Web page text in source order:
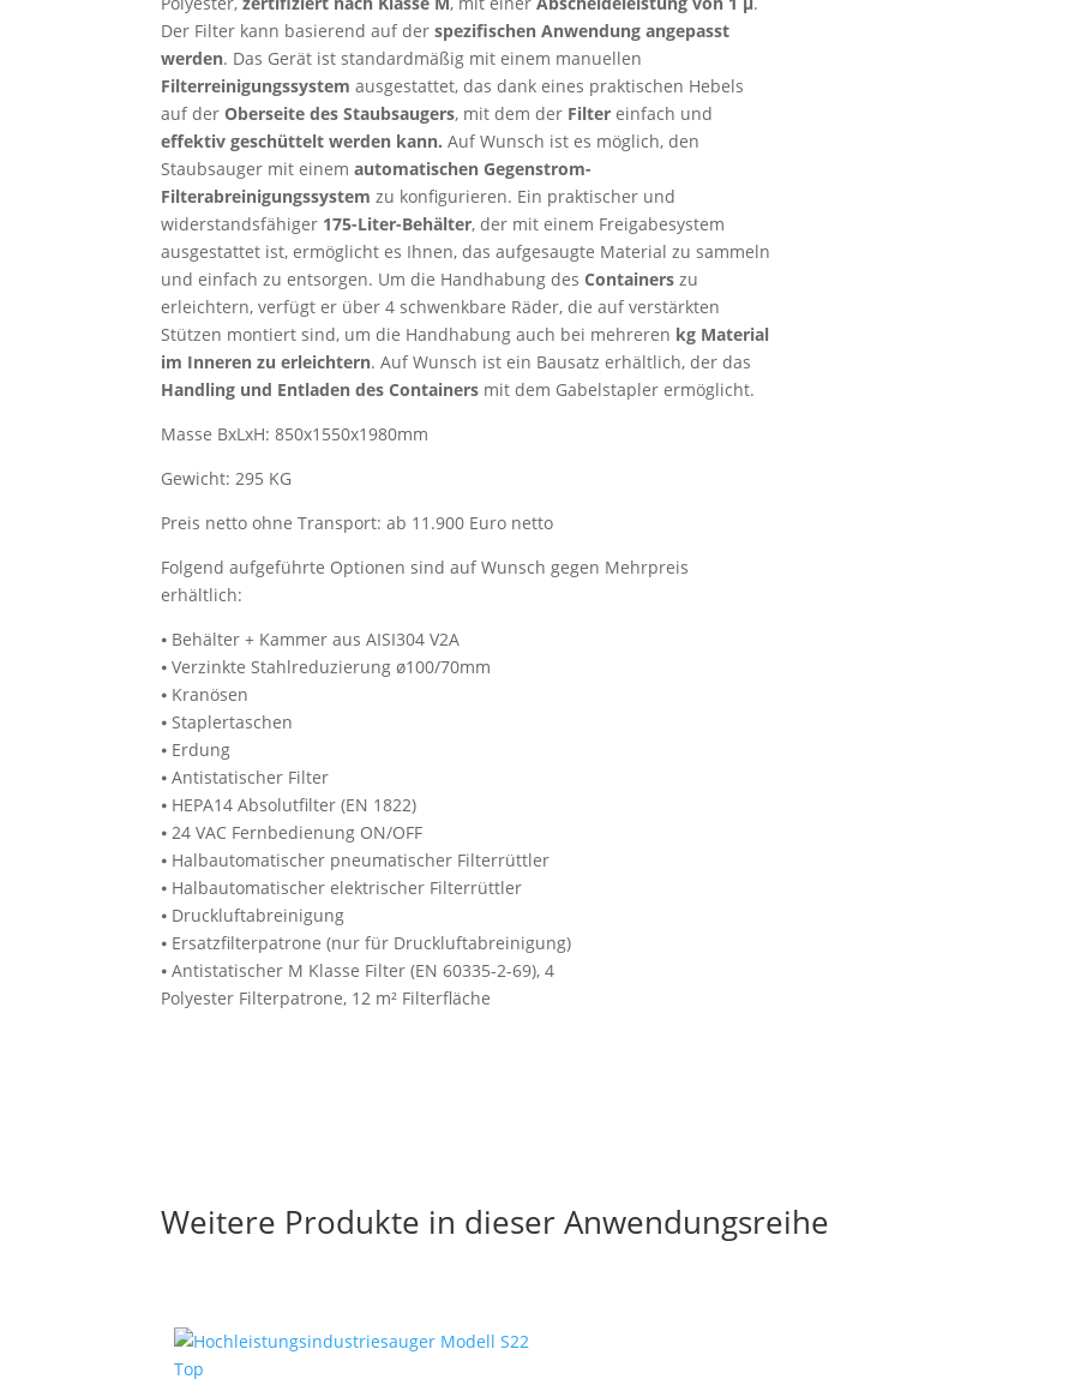
Der Filter kann basierend auf derspezifischen Anwendung angepasst
werden. Das Gerät ist standardmäßig mit einem manuellen
Filterreinigungssystem ausgestattet, das dank eines praktischen Hebels
auf derOberseite des Staubsaugers, mit dem der Filtereinfach und
effektiv geschüttelt werden kann. Auf Wunsch ist es möglich, den
Staubsauger mit einemautomatischen Gegenstrom-
Filterabreinigungssystem zu konfigurieren. Ein praktischer und
widerstandsfähiger 175-Liter-Behälter, der mit einem Freigabesystem
ausgestattet ist, ermöglicht es Ihnen, das aufgesaugte Material zu sammeln
und einfach zu entsorgen. Um die Handhabung desContainers zu
erleichtern, verfügt er über 4 schwenkbare Räder, die auf verstärkten
Stützen montiert sind, um die Handhabung auch bei mehreren kg Material
im Inneren zu erleichtern. Auf Wunsch ist ein Bausatz erhältlich, der das
Handling und Entladen des Containers mit dem Gabelstapler ermöglicht.
Masse BxLxH: 850x1550x1980mm
Gewicht: 295 KG
Preis netto ohne Transport: ab 11.900 Euro netto
Folgend aufgeführte Optionen sind auf Wunsch gegen Mehrpreis
erhältlich:
⦁ Behälter + Kammer aus AISI304 V2A
⦁ Verzinkte Stahlreduzierung ø100/70mm
⦁ Kranösen
⦁ Staplertaschen
⦁ Erdung
⦁ Antistatischer Filter
⦁ HEPA14 Absolutfilter (EN 1822)
⦁ 24 VAC Fernbedienung ON/OFF
⦁ Halbautomatischer pneumatischer Filterrüttler
⦁ Halbautomatischer elektrischer Filterrüttler
⦁ Druckluftabreinigung
⦁ Ersatzfilterpatrone (nur für Druckluftabreinigung)
⦁ Antistatischer M Klasse Filter (EN 60335-2-69), 4
Polyester Filterpatrone, 12 m² Filterfläche
Weitere Produkte in dieser Anwendungsreihe